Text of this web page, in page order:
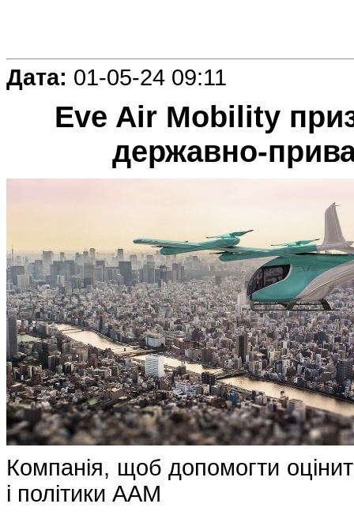
Дата: 01-05-24 09:11
Eve Air Mobility
державно-
Компанія, щоб допомогти
і політики AAM